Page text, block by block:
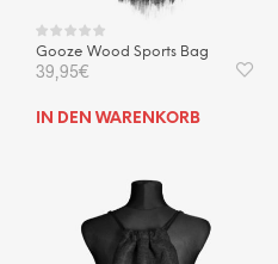
Gooze Wood Sports Bag
39,95€
IN DEN WARENKORB